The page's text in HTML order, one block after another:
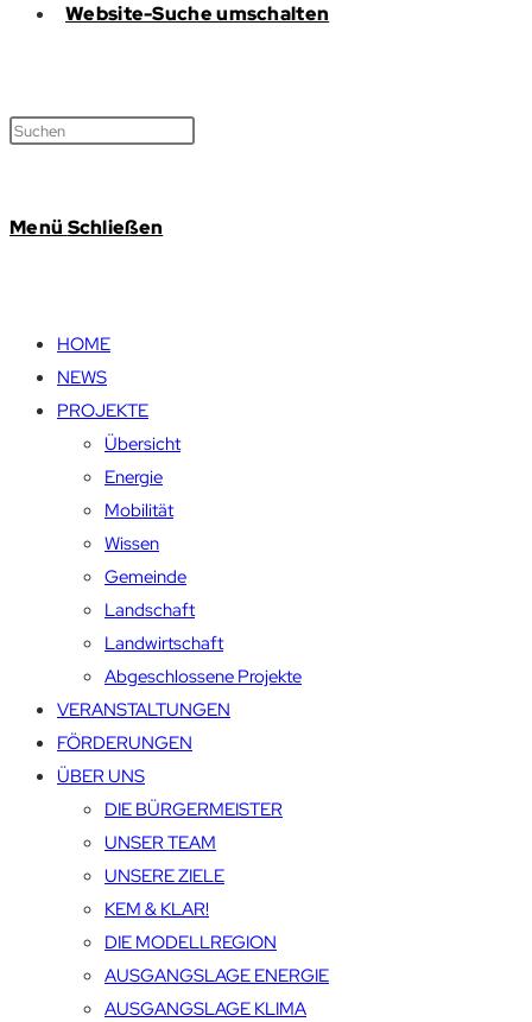
Website-Suche umschalten
Menü Schließen
HOME
NEWS
PROJEKTE
Übersicht
Energie
Mobilität
Wissen
Gemeinde
Landschaft
Landwirtschaft
Abgeschlossene Projekte
VERANSTALTUNGEN
FÖRDERUNGEN
ÜBER UNS
DIE BÜRGERMEISTER
UNSER TEAM
UNSERE ZIELE
KEM & KLAR!
DIE MODELLREGION
AUSGANGSLAGE ENERGIE
AUSGANGSLAGE KLIMA